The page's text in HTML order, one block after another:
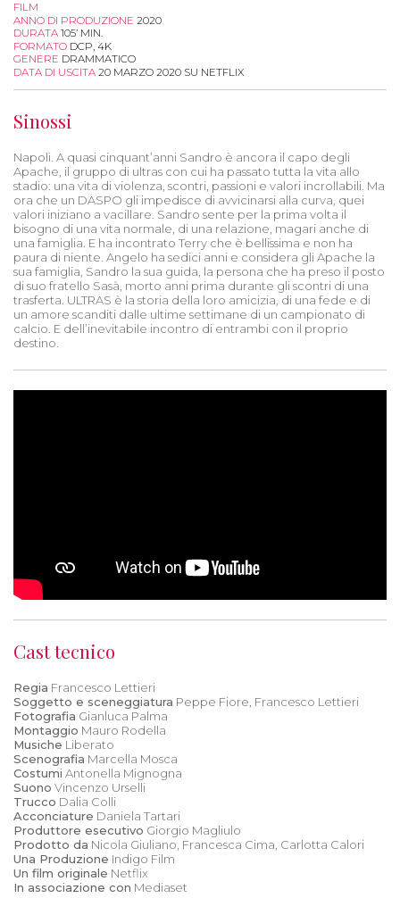
FILM
ANNO DI PRODUZIONE 2020
DURATA 105’ MIN.
FORMATO DCP, 4K
GENERE DRAMMATICO
DATA DI USCITA 20 MARZO 2020 SU NETFLIX
Sinossi
Napoli. A quasi cinquant’anni Sandro è ancora il capo degli
Apache, il gruppo di ultras con cui ha passato tutta la vita allo
stadio: una vita di violenza, scontri, passioni e valori incrollabili. Ma
ora che un DASPO gli impedisce di avvicinarsi alla curva, quei
valori iniziano a vacillare. Sandro sente per la prima volta il
bisogno di una vita normale, di una relazione, magari anche di
una famiglia. E ha incontrato Terry che è bellissima e non ha
paura di niente. Angelo ha sedici anni e considera gli Apache la
sua famiglia, Sandro la sua guida, la persona che ha preso il posto
di suo fratello Sasà, morto anni prima durante gli scontri di una
trasferta. ULTRAS è la storia della loro amicizia, di una fede e di
un amore scanditi dalle ultime settimane di un campionato di
calcio. E dell’inevitabile incontro di entrambi con il proprio
destino.
Cast tecnico
Regia Francesco Lettieri
Soggetto e sceneggiatura Peppe Fiore, Francesco Lettieri
Fotografia Gianluca Palma
Montaggio Mauro Rodella
Musiche Liberato
Scenografia Marcella Mosca
Costumi Antonella Mignogna
Suono Vincenzo Urselli
Trucco Dalia Colli
Acconciature Daniela Tartari
Produttore esecutivo Giorgio Magliulo
Prodotto da Nicola Giuliano, Francesca Cima, Carlotta Calori
Una Produzione Indigo Film
Un film originale Netflix
In associazione con Mediaset